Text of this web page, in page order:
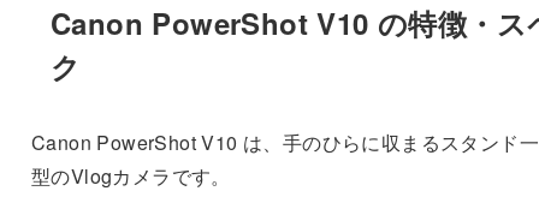
Canon PowerShot V10 の特徴・ス
ク
Canon PowerShot V10 は、手のひらに収まるスタンド
型のVlogカメラです。